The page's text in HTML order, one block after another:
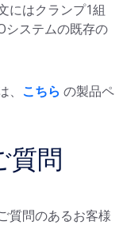
にはクランプ1組
システムの既存の
こちら の製品ペ
質問
質問のあるお客様